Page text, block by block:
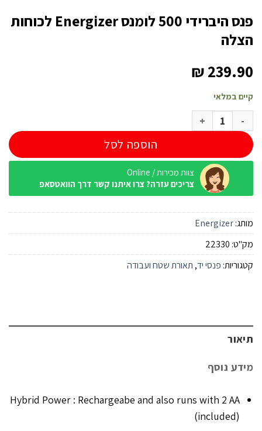
פנס היברידי 500 לומנס Energizer לכוחות
הצלה
₪239.90
קיים במלאי
כמות של פנס היברידי 500 לומנס Energizer לכוחות הצלה
הוספה לסל
צוות מכירות / Online
צריכים עזרה? צרו איתנו קשר דרך הוואטסאפ
מותג:Energizer
מק"ט: 22330
קטגוריות: פנסי יד, תאורת שטח ועבודה
תיאור
מידע נוסף
Hybrid Power : Rechargeabe and also runs with 2 AA
(included)